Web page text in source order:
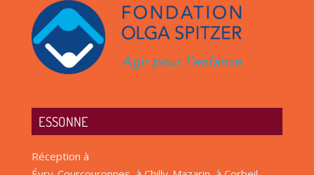
ESSONNE
Réception à